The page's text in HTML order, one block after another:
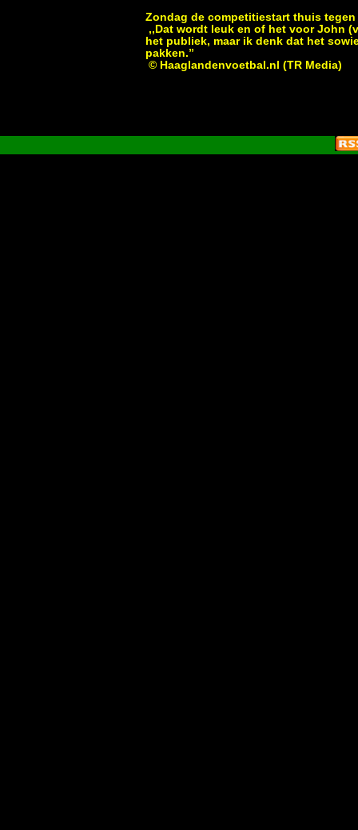
Zondag de competitiestart thuis
,,Dat wordt leuk en of het voor John
het publiek, maar ik denk dat het
pakken.”
© Haaglandenvoetbal.nl (TR Media)